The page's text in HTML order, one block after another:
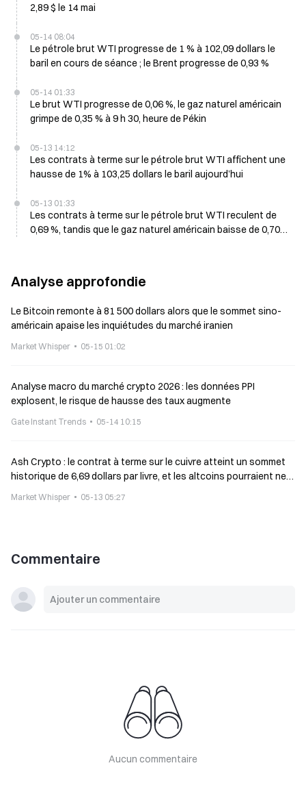
2,89 $ le 14 mai
05-14 08:04
Le pétrole brut WTI progresse de 1 % à 102,09 dollars le
baril en cours de séance ; le Brent progresse de 0,93 %
05-14 01:33
Le brut WTI progresse de 0,06 %, le gaz naturel américain
grimpe de 0,35 % à 9 h 30, heure de Pékin
05-13 14:12
Les contrats à terme sur le pétrole brut WTI affichent une
hausse de 1% à 103,25 dollars le baril aujourd’hui
05-13 01:33
Les contrats à terme sur le pétrole brut WTI reculent de
0,69 %, tandis que le gaz naturel américain baisse de 0,70
Analyse approfondie
Le Bitcoin remonte à 81 500 dollars alors que le sommet sino-
américain apaise les inquiétudes du marché iranien
Market Whisper 05-15 01:02
Analyse macro du marché crypto 2026 : les données PPI
explosent, le risque de hausse des taux augmente
Gate Instant Trends 05-14 10:15
Ash Crypto : le contrat à terme sur le cuivre atteint un sommet
historique de 6,69 dollars par livre, et les altcoins pourraient ne
Market Whisper 05-13 05:27
Commentaire
Aucun commentaire